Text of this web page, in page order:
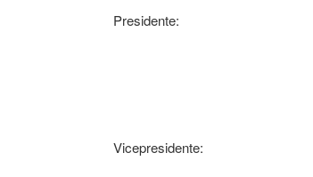
Presidente:
Vicepresidente: